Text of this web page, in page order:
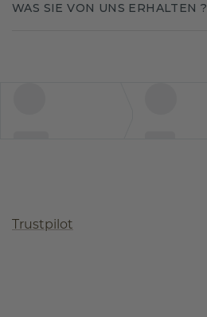
WAS SIE VON UNS ERHALTEN ?
Trustpilot